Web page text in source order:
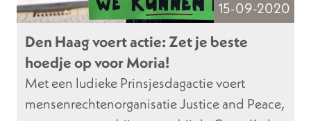
15-09-2020
Den Haag voert actie: Zet je beste
hoedje op voor Moria!
Met een ludieke Prinsjesdagactie voert
mensenrechtenorganisatie Justice and Peace,